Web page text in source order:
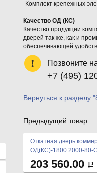
-Комплект крепежных
Качество ОД (КС)
Качество продукции
дверей так же, как и
обеспечивающей
Позвоните
+7 (495)
Вернуться к разделу
Предыдущий товар
Откатная дверь
ОД(КС)-1800.2000-80-С
203 560.00 Р